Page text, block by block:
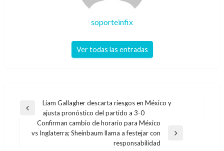
soporteinfix
Ver todas las entradas
Navegación
entradas
Entrada
anterior
Liam Gallagher descarta riesgos en México y
ajusta pronóstico del partido a 3-0
Entrada
Confirman cambio de horario para México
vs Inglaterra; Sheinbaum llama a festejar con
responsabilidad